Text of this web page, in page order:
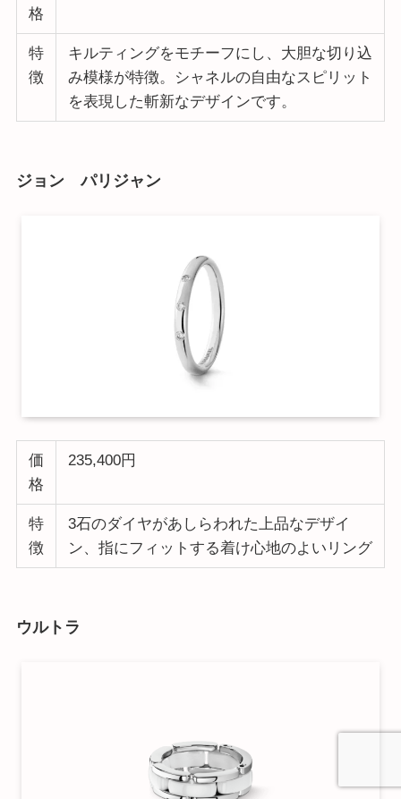
格
特
徴
キルティングをモチーフにし、大胆な切り込
み模様が特徴。シャネルの自由なスピリット
を表現した斬新なデザインです。
ジョン パリジャン
価
格
235,400円
特
徴
3石のダイヤがあしらわれた上品なデザイ
ン、指にフィットする着け心地のよいリング
ウルトラ